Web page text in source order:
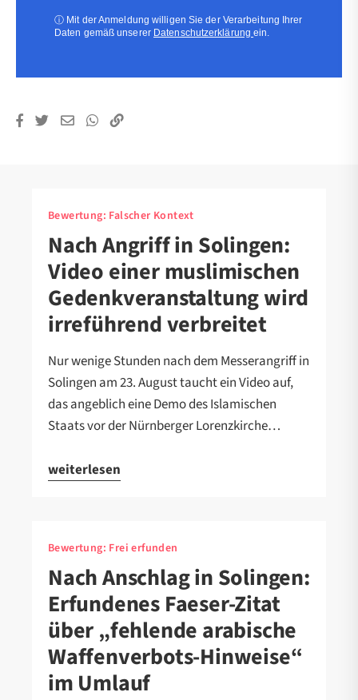
ⓘ Mit der Anmeldung willigen Sie der Verarbeitung Ihrer
Daten gemäß unserer Datenschutzerklärungein.
Bewertung: Falscher Kontext
Nach Angriff in Solingen:
Video einer muslimischen
Gedenkveranstaltung wird
irreführend verbreitet
Nur wenige Stunden nach dem Messerangriff in
Solingen am 23. August taucht ein Video auf,
das angeblich eine Demo des Islamischen
Staats vor der Nürnberger Lorenzkirche…
weiterlesen
Bewertung: Frei erfunden
Nach Anschlag in Solingen:
Erfundenes Faeser-Zitat
über „fehlende arabische
Waffenverbots-Hinweise“
im Umlauf